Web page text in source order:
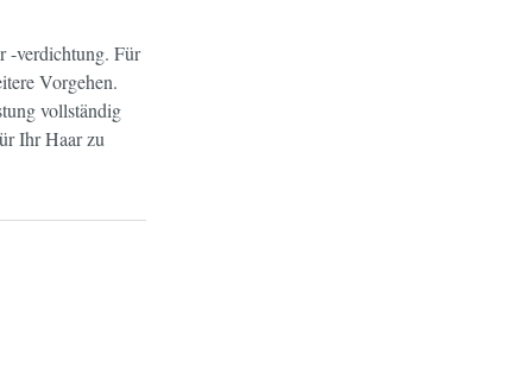
-verdichtung. Für
Vorgehen.
vollständig
Ihr Haar zu